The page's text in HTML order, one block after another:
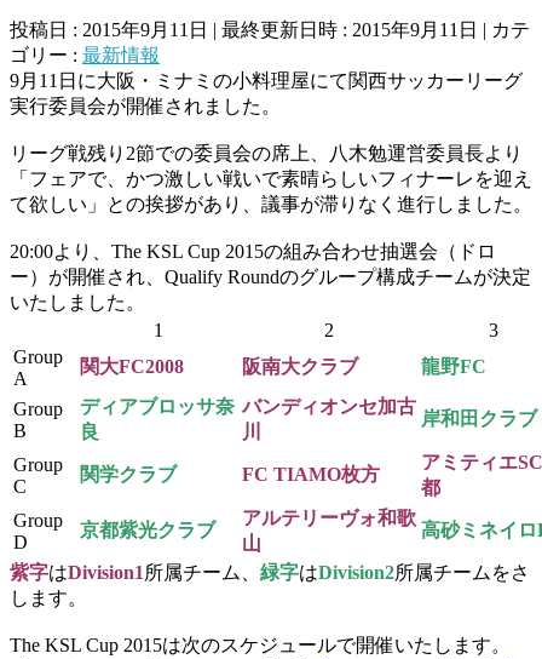
投稿日 : 2015年9月11日 最終更新日時 : 2015年9月11日
カテ
ゴリー : 最新情報
9月11日に大阪・ミナミの小料理屋にて関西サッカーリーグ
実行委員会が開催されました。
リーグ戦残り2節での委員会の席上、八木勉運営委員長より
「フェアで、かつ激しい戦いで素晴らしいフィナーレを迎え
て欲しい」との挨拶があり、議事が滞りなく進行しました。
20:00より、The KSL Cup 2015の組み合わせ抽選会（ドロ
ー）が開催され、Qualify Roundのグループ構成チームが決定
いたしました。
1
2
3
Group
A
関大FC2008 阪南大クラブ 龍野FC
Group
B
ディアブロッサ奈
良
バンディオンセ加古
川
岸和田クラブ
Group
C
関学クラブ FC TIAMO枚方
アミティエ
都
Group
D
京都紫光クラブ
アルテリーヴォ和歌
山
高砂ミネイロ
紫字はDivision1 所属チーム、 緑字はDivision2所属チームをさ
します。
The KSL Cup 2015は次のスケジュールで開催いたします。